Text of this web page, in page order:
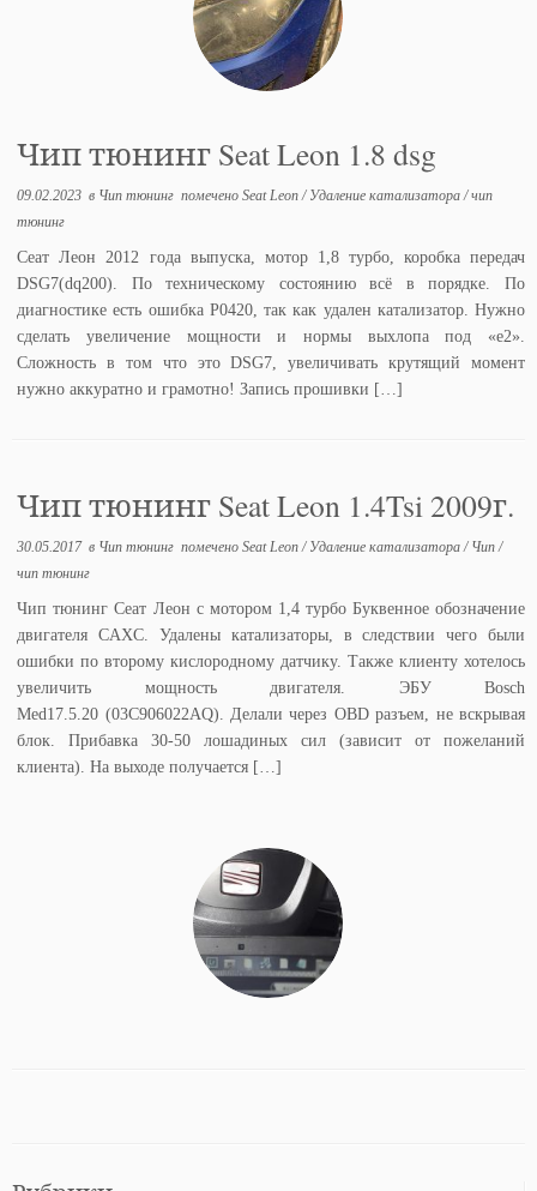
Чип тюнинг Seat Leon 1.8 dsg
09.02.2023 в Чип тюнинг помеченоSeat Leon/ Удаление катализатора/чип
тюнинг
Сеат Леон 2012 года выпуска, мотор 1,8 турбо, коробка передач
DSG7(dq200). По техническому состоянию всё в порядке. По
диагностике есть ошибка P0420, так как удален катализатор. Нужно
сделать увеличение мощности и нормы выхлопа под «e2».
Сложность в том что это DSG7, увеличивать крутящий момент
нужно аккуратно и грамотно! Запись прошивки […]
Чип тюнинг Seat Leon 1.4Tsi 2009г.
30.05.2017в Чип тюнинг помеченоSeat Leon/ Удаление катализатора/ Чип/
чип тюнинг
Чип тюнинг Сеат Леон с мотором 1,4 турбо Буквенное обозначение
двигателя CAXC. Удалены катализаторы, в следствии чего были
ошибки по второму кислородному датчику. Также клиенту хотелось
увеличить мощность двигателя. ЭБУ Bosch
Med17.5.20 (03C906022AQ). Делали через OBD разъем, не вскрывая
блок. Прибавка 30-50 лошадиных сил (зависит от пожеланий
клиента). На выходе получается […]